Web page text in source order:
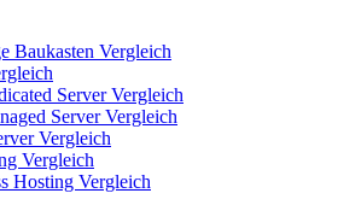
Baukasten Vergleich
Server Vergleich
Server Vergleich
Vergleich
Vergleich
Hosting Vergleich